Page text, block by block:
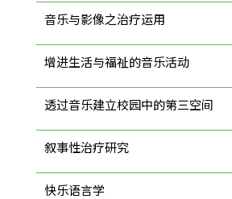
音乐与影像之治疗运用
增进生活与福祉的音乐活动
透过音乐建立校园中的第三空间
叙事性治疗研究
快乐语言学